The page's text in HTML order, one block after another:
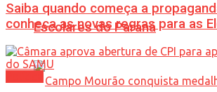
Escolares do Paraná
Saiba quando começa a
conheça as novas regras para as